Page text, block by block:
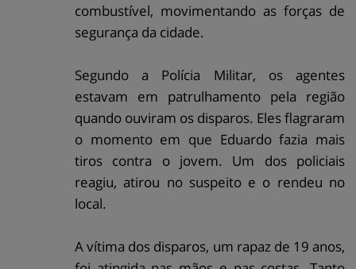
combustível, movimentando as forças de
segurança da cidade.
Segundo a Polícia Militar, os agentes
estavam em patrulhamento pela região
quando ouviram os disparos. Eles flagraram
o momento em que Eduardo fazia mais
tiros contra o jovem. Um dos policiais
reagiu, atirou no suspeito e o rendeu no
local.
A vítima dos disparos, um rapaz de 19 anos,